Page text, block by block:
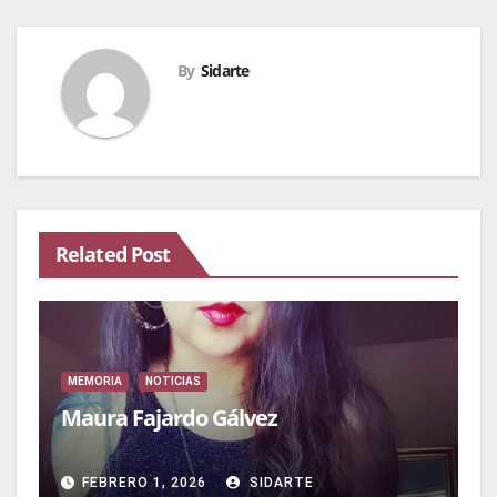
By Sidarte
Related Post
MEMORIA NOTICIAS
Maura Fajardo Gálvez
FEBRERO 1, 2026 SIDARTE